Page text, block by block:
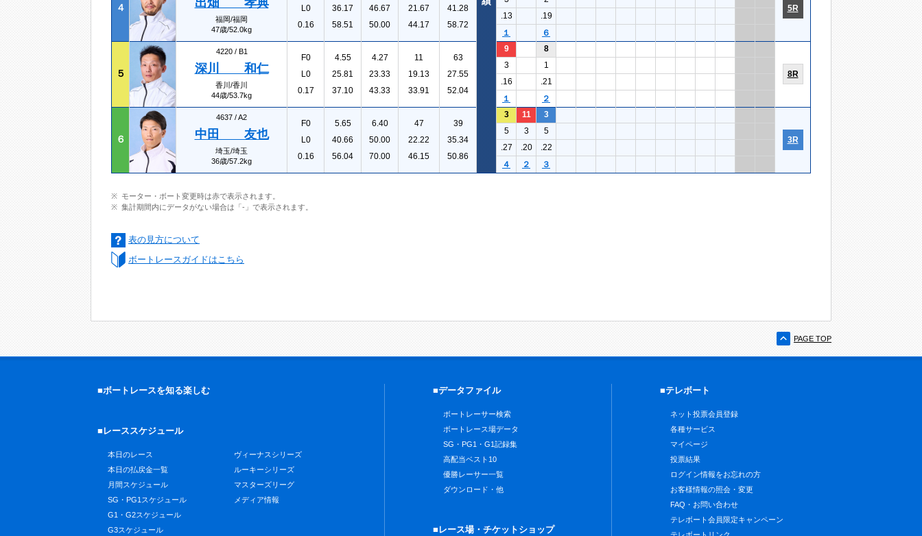
４ 出畑 孝典
福岡/福岡
47歳/52.0kg
L0
0.16
36.17
58.51
46.67
50.00
21.67
44.17
41.28
58.72
5R
.13
.19
１
６
５
4220 / B1
深川 和仁
香川/香川
44歳/53.7kg
F0
L0
0.17
4.55
25.81
37.10
4.27
23.33
43.33
11
19.13
33.91
63
27.55
52.04
9 8
8R
3
1
.16
.21
１
２
６
4637 /A2
中田 友也
埼玉/埼玉
36歳/57.2kg
F0
L0
0.16
5.65
40.66
56.04
6.40
50.00
70.00
47
22.22
46.15
39
35.34
50.86
3 11 3
3R
5 3
5
.27
.20
.22
４
２ ３
モーター・ボート変更時は赤で表示されます。
集計期間内にデータがない場合は「-」で表示されます。
表の見方について
ボートレースガイドはこちら
PAGE TOP
■ボートレースを知る楽しむ
■レーススケジュール
本日のレース
本日の払戻金一覧
月間スケジュール
SG・PG1スケジュール
G1・G2スケジュール
G3スケジュール
ヴィーナスシリーズ
ルーキーシリーズ
マスターズリーグ
メディア情報
■データファイル
ボートレーサー検索
ボートレース場データ
SG・PG1・G1記録集
高配当ベスト10
優勝レーサー一覧
ダウンロード・他
■レース場・チケットショップ
■テレボート
ネット投票会員登録
各種サービス
マイページ
投票結果
ログイン情報をお忘れの方
お客様情報の照会・変更
FAQ・お問い合わせ
テレボート会員限定キャンペーン